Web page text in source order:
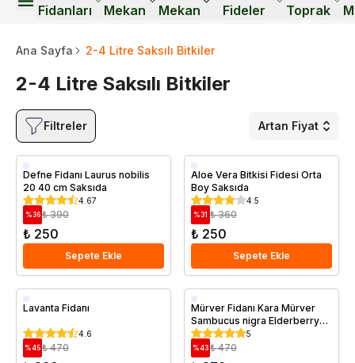
Fidanları
Mekan
Mekan
Fideler
Toprak
Ana Sayfa 2-4 Litre Saksılı Bitkiler
2-4 Litre Saksılı Bitkiler
Filtreler Artan Fiyat
Saksıda
Defne Fidanı Laurus nobilis
20 40 cm Saksıda
4.67
%36 ₺ 390
₺ 250
Sepete Ekle
Saksıda
Aloe Vera Bitkisi Fidesi Orta
Boy Saksıda
4.5
%31 ₺ 360
₺ 250
Sepete Ekle
Saksıda
Lavanta Fidanı
4.6
%45 ₺ 470
Saksıda
Mürver Fidanı Kara Mürver
Sambucus nigra Elderberry
Saksıda
5
%43 ₺ 470